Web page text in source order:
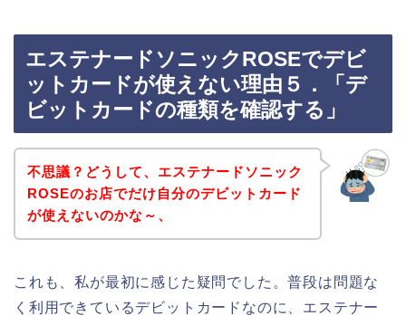
エステナードソニックROSEでデビ
ットカードが使えない理由５．「デ
ビットカードの種類を確認する」
不思議？どうして、エステナードソニック
ROSEのお店でだけ自分のデビットカード
が使えないのかな～、
これも、私が最初に感じた疑問でした。普段は問題な
く利用できているデビットカードなのに、エステナー